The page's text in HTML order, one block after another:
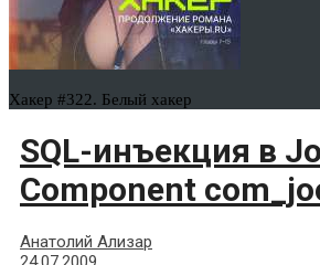
Хакер #322. Белый хакер
SQL-инъекция в
Component
Анатолий Ализар